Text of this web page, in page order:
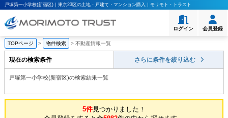
戸塚第一小学校(新宿区)｜東京23区の土地・戸建て・マンション購入｜モリモト・トラスト
ログイン 会員登録
TOPページ > 物件検索 > 不動産情報一覧
現在の検索条件 さらに条件を絞り込む
戸塚第一小学校(新宿区)の検索結果一覧
5件見つかりました！